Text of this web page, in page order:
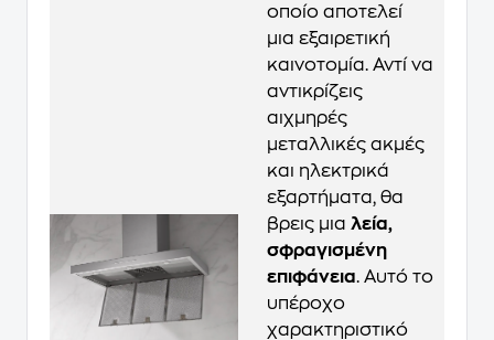
οποίο αποτελεί
μια εξαιρετική
καινοτομία. Αντί να
αντικρίζεις
αιχμηρές
μεταλλικές ακμές
και ηλεκτρικά
εξαρτήματα, θα
βρεις μια λεία,
σφραγισμένη
επιφάνεια. Αυτό το
υπέροχο
χαρακτηριστικό